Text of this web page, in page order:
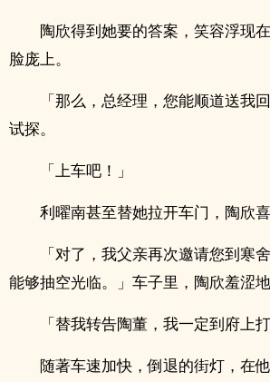
陶欣得到她要的答案，笑容浮现
脸庞上。
「那么，总经理，您能顺道送我
试探。
「上车吧！」
利曜南甚至替她拉开车门，陶欣喜
「对了，我父亲再次邀请您到寒
能够抽空光临。」车子里，陶欣羞涩地
「替我转告陶董，我一定到府上
随著车速加快，倒退的街灯，在